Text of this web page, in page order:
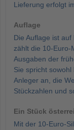
Lieferung erfolgt
Auflage
Die Auflage ist
zählt die 10-Euro-
Ausgaben der
Sie spricht
Anleger an, die
Stückzahlen und
Ein Stück
Mit der 10-Euro-